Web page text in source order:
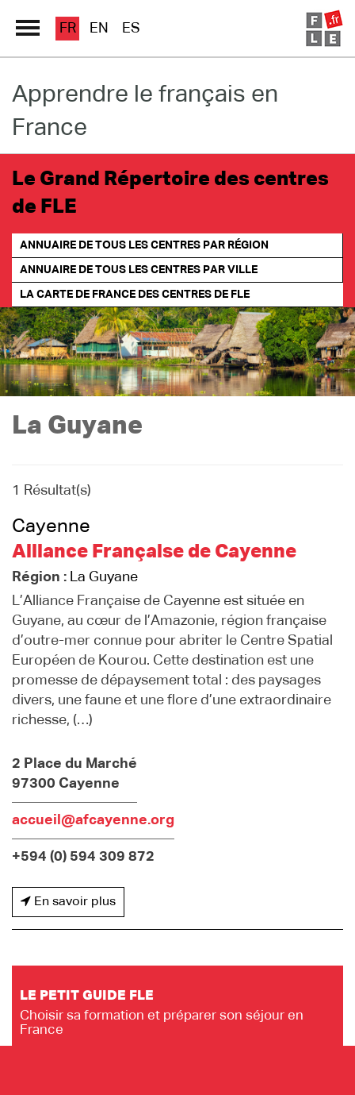
Grand Répertoire
Immersion France
Le français en ligne
Les pages PRO
FR EN ES
Apprendre le français en
France
Le Grand Répertoire des centres
de FLE
ANNUAIRE DE TOUS LES CENTRES PAR RÉGION
ANNUAIRE DE TOUS LES CENTRES PAR VILLE
LA CARTE DE FRANCE DES CENTRES DE FLE
La Guyane
1 Résultat(s)
Cayenne
Alliance Française de Cayenne
Région : La Guyane
L’Alliance Française de Cayenne est située en
Guyane, au cœur de l’Amazonie, région française
d’outre-mer connue pour abriter le Centre Spatial
Européen de Kourou. Cette destination est une
promesse de dépaysement total : des paysages
divers, une faune et une flore d’une extraordinaire
richesse, (…)
2 Place du Marché
97300 Cayenne
accueil@afcayenne.org
+594 (0) 594 309 872
En savoir plus
LE PETIT GUIDE FLE
Choisir sa formation et préparer son séjour en
France